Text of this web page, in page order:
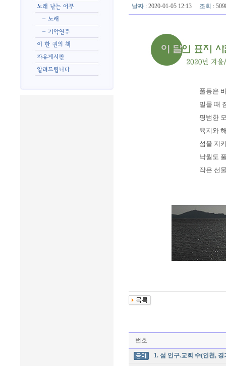
날짜 : 2020-01-05 12:13 조회 :
풀등은
밀물 때
평범한
육지와
섬을 지
낙월도
작은 선
번호
1. 섬 인구.교회 수(인천, 경